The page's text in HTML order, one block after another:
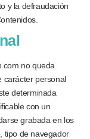
y la defraudación
no queda
carácter personal
determinada
con un
grabada en los
tipo de navegador